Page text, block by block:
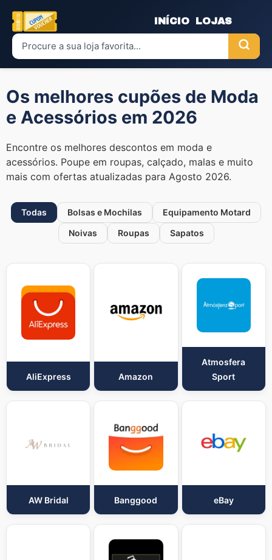
INÍCIO LOJAS
Os melhores cupões de Moda
e Acessórios em 2026
Encontre os melhores descontos em moda e
acessórios. Poupe em roupas, calçado, malas e muito
mais com ofertas atualizadas para Agosto 2026.
Todas Bolsas e Mochilas
Equipamento Motard
Noivas
Roupas Sapatos
AliExpress Amazon
Atmosfera
Sport
AW Bridal Banggood eBay